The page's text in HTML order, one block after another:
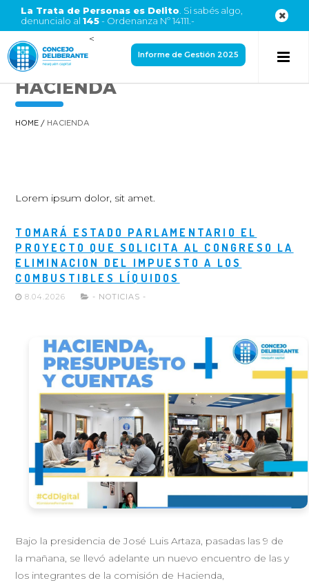
La Trata de Personas es Delito . Si sabés algo,
denuncialo al 145- Ordenanza Nº 14111.-
<
Informe de Gestión 2025
HACIENDA
HOME / HACIENDA
Lorem ipsum dolor, sit amet.
TOMARÁ ESTADO PARLAMENTARIO EL
PROYECTO QUE SOLICITA AL CONGRESO LA
ELIMINACION DEL IMPUESTO A LOS
COMBUSTIBLES LÍQUIDOS
8.04.2026 - NOTICIAS -
Bajo la presidencia de José Luis Artaza, pasadas las 9 de
la mañana, se llevó adelante un nuevo encuentro de las y
los integrantes de la comisión de Hacienda,